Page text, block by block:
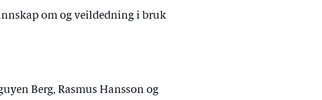
om og veildedning i bruk
Berg, Rasmus Hansson og